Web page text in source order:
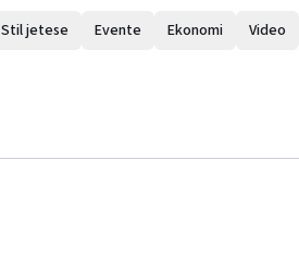
Stil jetese Evente Ekonomi Video